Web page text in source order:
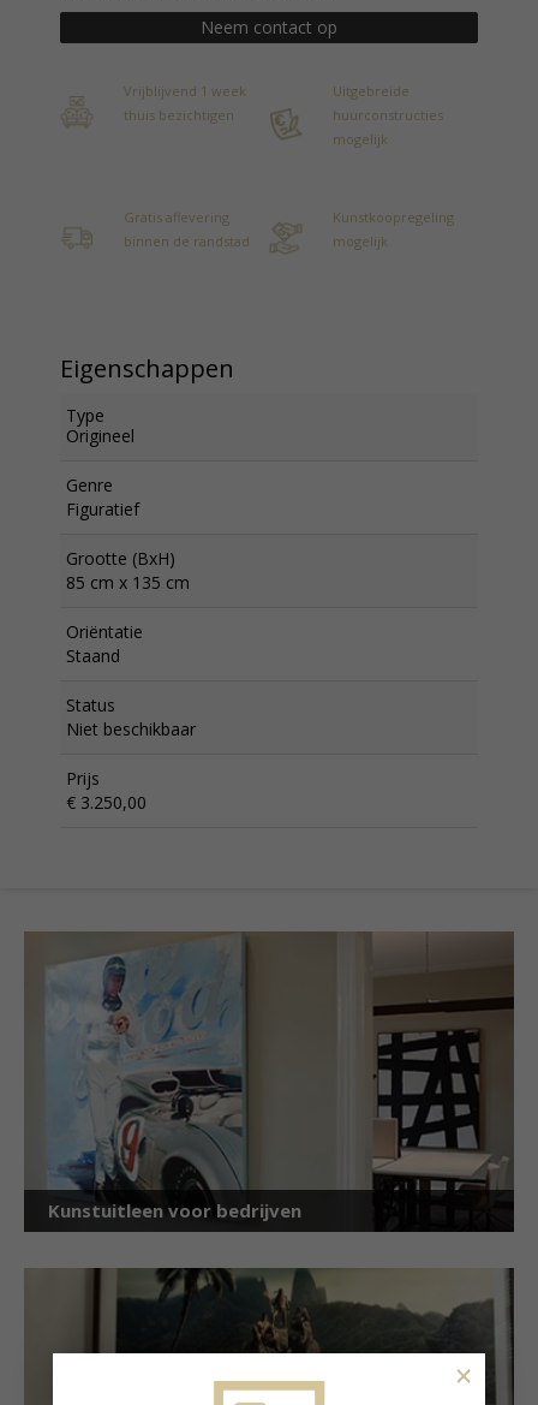
Neem contact op
Vrijblijvend 1 week
thuis bezichtigen
Uitgebreide
huurconstructies
mogelijk
Gratis aflevering
binnen de randstad
Kunstkoopregeling
mogelijk
Eigenschappen
Type
Origineel
Genre
Figuratief
Grootte (BxH)
85 cm x 135 cm
Oriëntatie
Staand
Status
Niet beschikbaar
Prijs
€ 3.250,00
Kunstuitleen voor bedrijven
×